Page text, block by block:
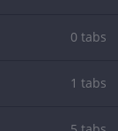
0 tabs
1 tabs